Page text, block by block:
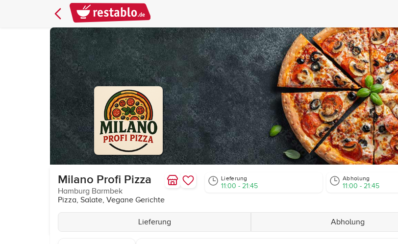
Milano Profi Pizza
Hamburg Barmbek
Pizza, Salate, Vegane Gerichte
Lieferung
11:00 - 21:45
Abholung
11:00 - 21:45
Lieferung Abholung